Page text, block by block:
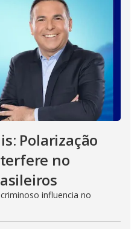
Polarização
no
influencia no